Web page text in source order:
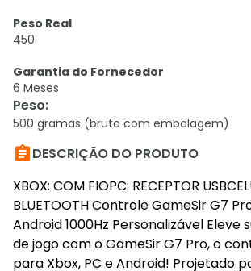
Peso Real
450
Garantia do Fornecedor
6 Meses
Peso:
500 gramas (bruto com embalagem)
DESCRIÇÃO DO PRODUTO
XBOX: COM FIOPC: RECEPTOR
BLUETOOTH Controle GameSir G7
Android 1000Hz Personalizável Eleve
de jogo com o GameSir G7 Pro, o
para Xbox, PC e Android! Projetado